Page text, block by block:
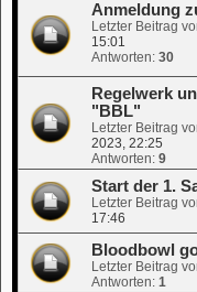
Anmeldung
Letzter Beitrag
15:01
Antworten: 30
Regelwerk
"BBL"
Letzter Beitrag
2023, 22:25
Antworten: 9
Start der 1.
Letzter Beitrag
17:46
Bloodbowl
Letzter Beitrag
Antworten: 1